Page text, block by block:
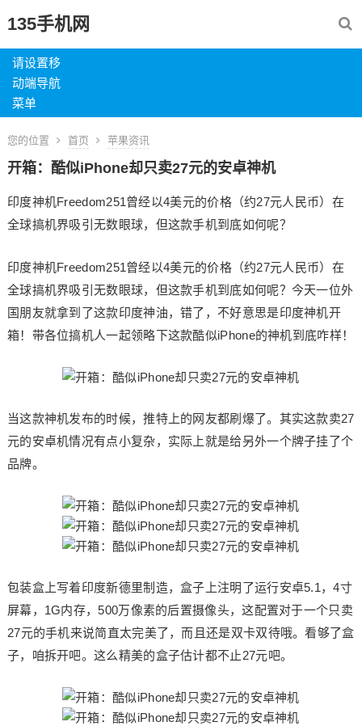
135手机网
请设置移
动端导航
菜单
您的位置 首页 苹果资讯
开箱：酷似iPhone却只卖27元的安卓神机
印度神机Freedom251曾经以4美元的价格（约27元人民币）在
全球搞机界吸引无数眼球，但这款手机到底如何呢？
印度神机Freedom251曾经以4美元的价格（约27元人民币）在
全球搞机界吸引无数眼球，但这款手机到底如何呢？今天一位外
国朋友就拿到了这款印度神油，错了，不好意思是印度神机开
箱！带各位搞机人一起领略下这款酷似iPhone的神机到底咋样！
当这款神机发布的时候，推特上的网友都刷爆了。其实这款卖27
元的安卓机情况有点小复杂，实际上就是给另外一个牌子挂了个
品牌。
包装盒上写着印度新德里制造，盒子上注明了运行安卓5.1，4寸
屏幕，1G内存，500万像素的后置摄像头，这配置对于一个只卖
27元的手机来说简直太完美了，而且还是双卡双待哦。看够了盒
子，咱拆开吧。这么精美的盒子估计都不止27元吧。